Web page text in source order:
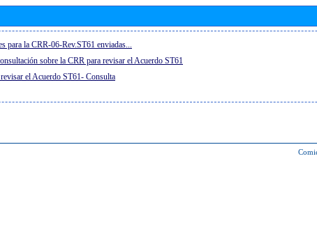
para la CRR-06-Rev.ST61 enviadas...
sobre la CRR para revisar el Acuerdo ST61
el Acuerdo ST61- Consulta